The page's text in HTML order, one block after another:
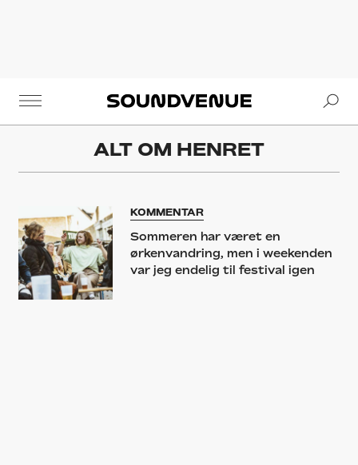
Soundvenue
ALT OM HENRET
KOMMENTAR
Sommeren har været en
ørkenvandring, men i weekenden
var jeg endelig til festival igen